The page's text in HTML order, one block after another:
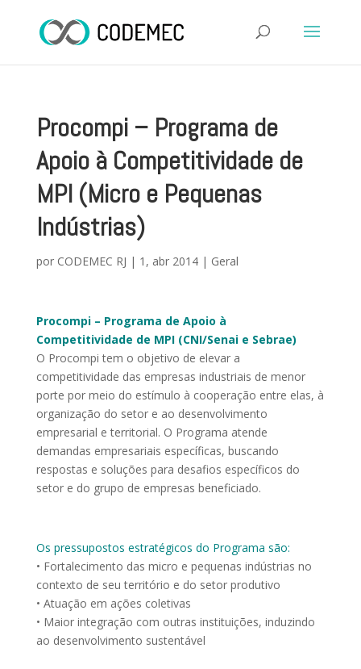
Procompi – Programa de
Apoio à Competitividade de
MPI (Micro e Pequenas
Indústrias)
por CODEMEC RJ | 1, abr 2014| Geral
Procompi – Programa de Apoio à
Competitividade de MPI (CNI/Senai e Sebrae)
O Procompi tem o objetivo de elevar a
competitividade das empresas industriais de menor
porte por meio do estímulo à cooperação entre elas, à
organização do setor e ao desenvolvimento
empresarial e territorial. O Programa atende
demandas empresariais específicas, buscando
respostas e soluções para desafios específicos do
setor e do grupo de empresas beneficiado.
Os pressupostos estratégicos do Programa são:
• Fortalecimento das micro e pequenas indústrias no
contexto de seu território e do setor produtivo
• Atuação em ações coletivas
• Maior integração com outras instituições, induzindo
ao desenvolvimento sustentável